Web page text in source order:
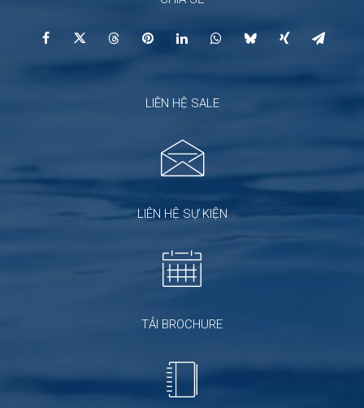
LIÊN HỆ SALE
LIÊN HỆ SỰ KIỆN
TẢI BROCHURE